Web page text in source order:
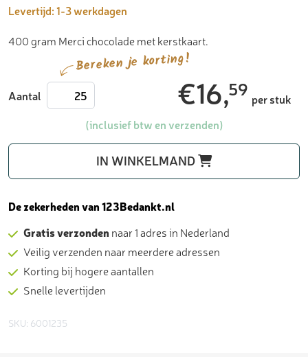
Levertijd:1-3 werkdagen
400 gram Merci chocolade met kerstkaart.
Bereken je korting!
Aantal Merci
400
bedankjes
€16,59 per stuk
(inclusief btw en verzenden)
IN WINKELMAND
De zekerheden van 123Bedankt.nl
Gratis verzonden naar 1 adres in Nederland
Veilig verzenden naar meerdere adressen
Korting bij hogere aantallen
Snelle levertijden
SKU: 6001235